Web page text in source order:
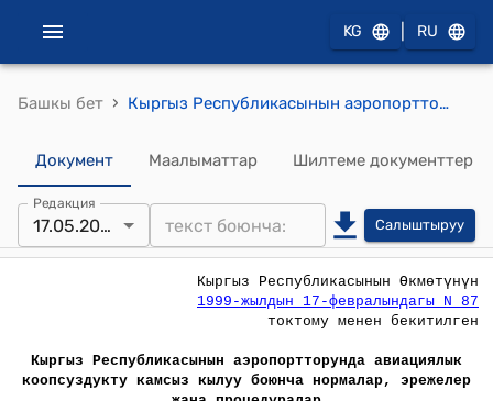
KG RU
Башкы бет › Кыргыз Республикасынын аэропортторунда авиациялык коопсуздукту камсыз кылуу боюнча нормалар, эрежелер жана процедуралар (Кыргыз Республикасынын Өкмөтүнүн 1999-жылдын 17-февралындагы N 87) токтому менен бекитилген
Документ Маалыматтар Шилтеме документтер
Редакция
17.05.2000 Салыштыруу